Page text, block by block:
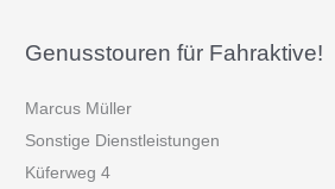
c
Genusstouren für Fahraktive!
Marcus Müller
Sonstige Dienstleistungen
Küferweg 4